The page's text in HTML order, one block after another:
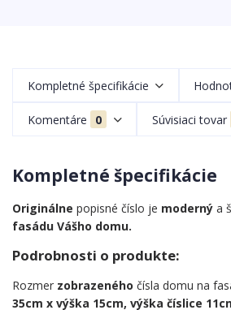
Kompletné špecifikácie
Komentáre 0 Súvisiaci tovar
Kompletné špecifikácie
Originálne popisné číslo je moderný a
fasádu Vášho domu.
Podrobnosti o produkte:
Rozmer zobrazeného čísla domu na
35cm x výška 15cm, výška číslice